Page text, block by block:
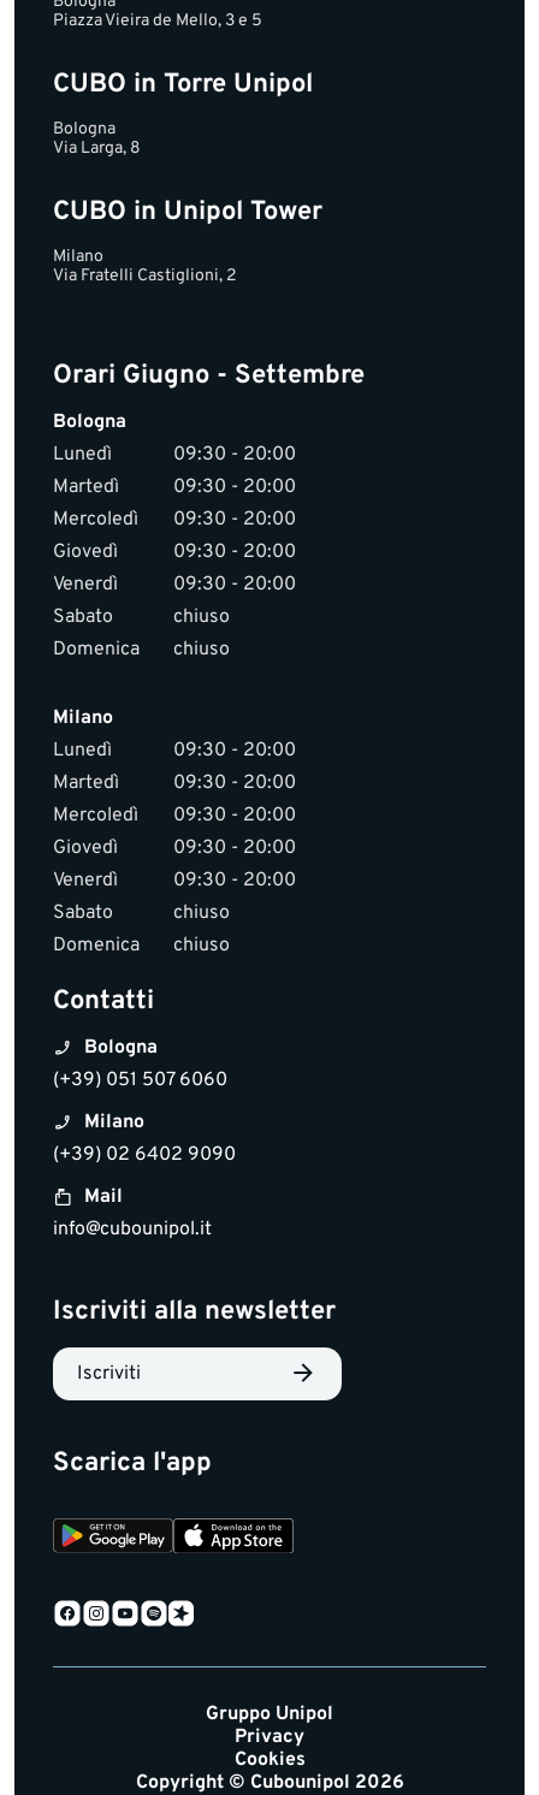
Piazza Vieira de Mello, 3 e 5
CUBO in Torre Unipol
Bologna
Via Larga, 8
CUBO in Unipol Tower
Milano
Via Fratelli Castiglioni, 2
Orari Giugno - Settembre
Bologna
Lunedì
09:30 - 20:00
Martedì
09:30 - 20:00
Mercoledì
09:30 - 20:00
Giovedì
09:30 - 20:00
Venerdì
09:30 - 20:00
Sabato
chiuso
Domenica
chiuso
Milano
Lunedì
09:30 - 20:00
Martedì
09:30 - 20:00
Mercoledì
09:30 - 20:00
Giovedì
09:30 - 20:00
Venerdì
09:30 - 20:00
Sabato
chiuso
Domenica
chiuso
Contatti
Bologna
(+39) 051 507 6060
Milano
(+39) 02 6402 9090
Mail
info@cubounipol.it
Iscriviti alla newsletter
Iscriviti
Scarica l'app
Gruppo Unipol
Privacy
Cookies
Copyright © Cubounipol 2026